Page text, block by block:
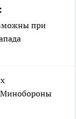
при
Минобороны